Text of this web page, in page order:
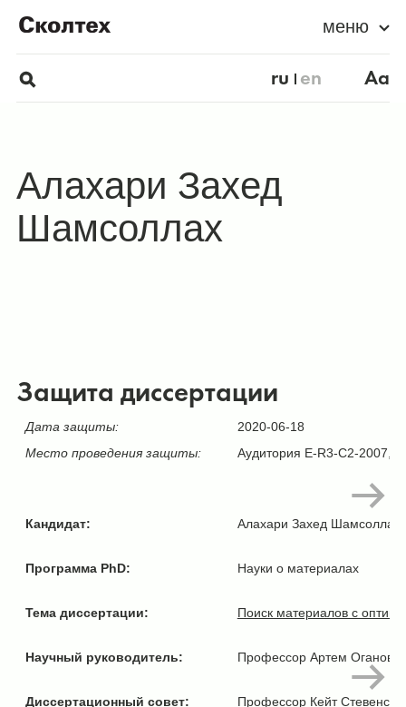
меню
ru en Aa
Алахари Захед
Шамсоллах
Защита диссертации
Дата защиты:
Место проведения защиты:
2020-06-18
Аудитория E-R3-C2-2007,
Кандидат: Алахари Захед Шамсоллах
Программа PhD: Науки о материалах
Тема диссертации: Поиск материалов с
Научный руководитель: Профессор Артем Оганов,
Диссертационный совет:
Профессор Кейт